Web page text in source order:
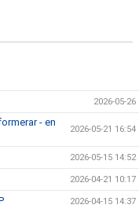
2026-05-26
- en
2026-05-21 16:54
2026-05-15 14:52
2026-04-21 10:17
2026-04-15 14:37